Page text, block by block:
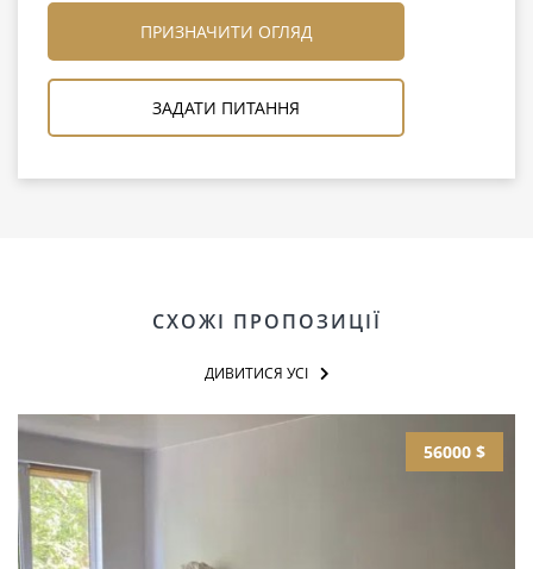
ПРИЗНАЧИТИ ОГЛЯД
ЗАДАТИ ПИТАННЯ
СХОЖІ ПРОПОЗИЦІЇ
ДИВИТИСЯ УСІ
56000 $